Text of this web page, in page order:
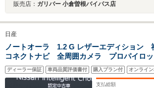
販売店： ガリバー 小倉曽根バイパス店
日産
ノートオーラ 1.2 G レザーエディション
コネクトナビ 全周囲カメラ プロパイロ
ETC2.0 シートヒーター ステアリングヒ
ヘッドライト オートハイビーム BOSE
ディーラー保証 車両品質評価書付 購入プラン付 オンライ
支払総額